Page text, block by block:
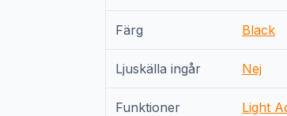
Färg Black
Ljuskälla ingår Nej
Funktioner Light